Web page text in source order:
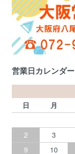
営業日カレンダー
日
月
2
3
9
10